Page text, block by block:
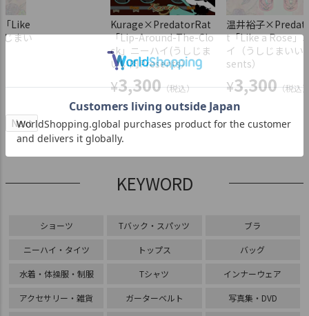
Like
じまい
ひな×PredatorRat「おふろニ
ーハイ」(うしじまいい肉Prese
Kurage×PredatorRat「
-Rock」ニーハイ(うしじ
肉Presents）
¥3,300
GREEN ピンタック
（税込）
Kurage×PredatorRat
「Lip-Around-The-Clo
ck」ニーハイ(うしじま
いい肉Presents）
¥3,300（税込）
温井裕子
t「Like a Rose」
イ（うしじまいい
sents）
¥3,300（税込
Next
KEYWORD
ショーツ Tバック・スパッツ ブラ
ニーハイ・タイツ トップス バッグ
水着・体操服・制服 Tシャツ インナーウェア
アクセサリー・雑貨 ガーターベルト 写真集・DVD